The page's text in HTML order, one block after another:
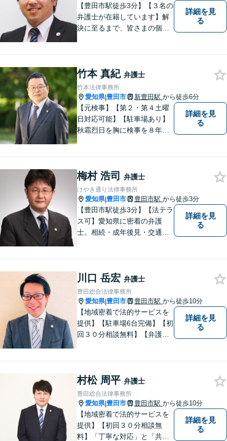
【豊田市駅徒歩3分】【３名の
弁護士が在籍しています】解
決に至るまで、皆さまの個別
続問題／刑事事件／企業法務
など幅広く対応。どうぞお気
軽にご相談ください。
詳細を見
る
竹本 真紀 弁護士
竹本法律事務所
愛知県|豊田市 新豊田駅 から徒歩6分
【元検事】【第２・第４土曜
日対応可能】【駐車場あり】
秋霜烈日を胸に検事を８年，
添い，「この地域」の方々の
悩みに対して一緒に解決を目
指したいと思います。お待ち
しております。
詳細を見
る
梅村 浩司 弁護士
けやき通り法律事務所
愛知県|豊田市 豊田市駅 から徒歩3分
【豊田市駅徒歩3分】【法テラ
ス可】愛知県に密着の弁護
士。相続・成年後見・交通事
談ください。【駐車場あり】
詳細を見
る
川口 岳宏 弁護士
豊田総合法律事務所
愛知県|豊田市 豊田市駅 から徒歩10分
【地域密着で法的サービスを
提供】【駐車場6台完備】【初
回３０分相談無料】【弁護士3
のお困りごとを迅速に解決い
たします。
詳細を見
る
村松 周平 弁護士
豊田総合法律事務所
愛知県|豊田市 豊田市駅 から徒歩10分
【地域密着で法的サービスを
提供】【初回３０分相談無
料】「丁寧な対応」と「共
詳細を見
る